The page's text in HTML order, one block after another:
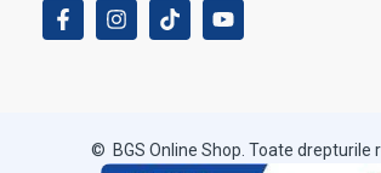
© BGS Online Shop. Toate drepturile